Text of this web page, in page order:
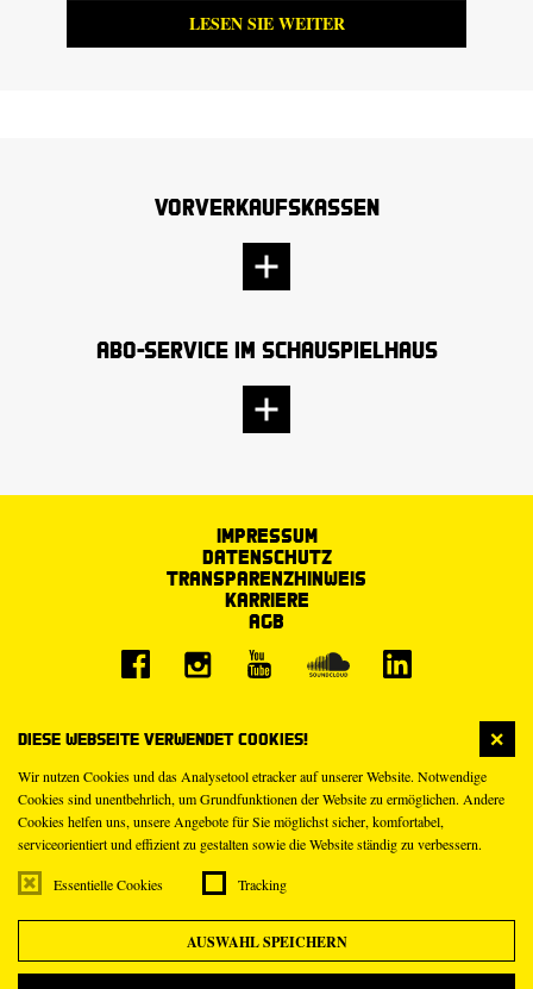
Diese Webseite verwendet Cookies!
Wir nutzen Cookies und das Analysetool etracker auf unserer Website. Notwendige
Cookies sind unentbehrlich, um Grundfunktionen der Website zu ermöglichen. Andere
Cookies helfen uns, unsere Angebote für Sie möglichst sicher, komfortabel,
serviceorientiert und effizient zu gestalten sowie die Website ständig zu verbessern.
Essentielle Cookies Tracking
AUSWAHL SPEICHERN
LESEN SIE WEITER
Vorverkaufskassen
Abo-Service im Schauspielhaus
Impressum
Datenschutz
Transparenzhinweis
Karriere
AGB